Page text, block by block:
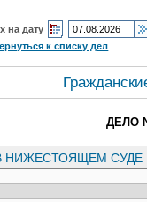
на дату
к списку дел
ДЕЛО
НИЖЕСТОЯЩЕМ СУДЕ